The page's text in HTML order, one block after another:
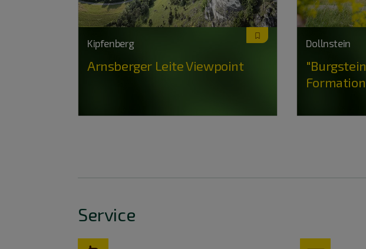
Kipfenberg
Arnsberger Leite Viewpoint
Dollnstein
Formation
Service